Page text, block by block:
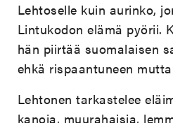
Lehtoselle kuin aurinko,
Lintukodon elämä pyörii.
hän piirtää suomalaisen
ehkä rispaantuneen
Lehtonen tarkastelee
kanoja, muurahaisia,